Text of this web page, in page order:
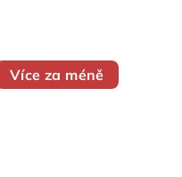
Více za méně